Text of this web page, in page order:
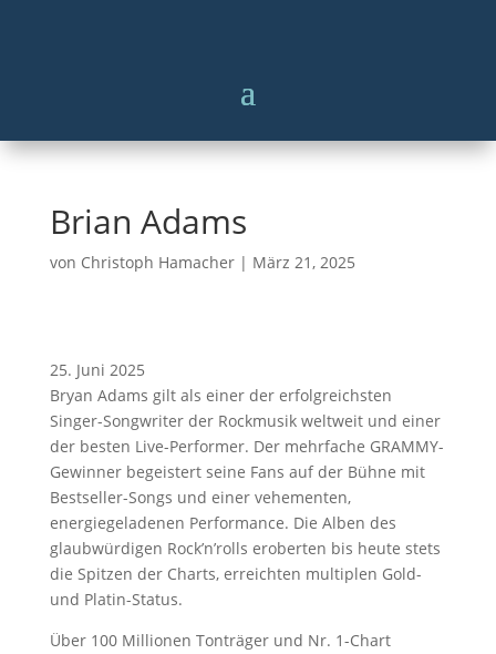
Brian Adams
von Christoph Hamacher| März 21, 2025
Brian
Adams
25. Juni 2025
Bryan Adams gilt als einer der erfolgreichsten
Singer-Songwriter der Rockmusik weltweit und einer
der besten Live-Performer. Der mehrfache GRAMMY-
Gewinner begeistert seine Fans auf der Bühne mit
Bestseller-Songs und einer vehementen,
energiegeladenen Performance. Die Alben des
glaubwürdigen Rock’n’rolls eroberten bis heute stets
die Spitzen der Charts, erreichten multiplen Gold-
und Platin-Status.
Über 100 Millionen Tonträger und Nr. 1-Chart